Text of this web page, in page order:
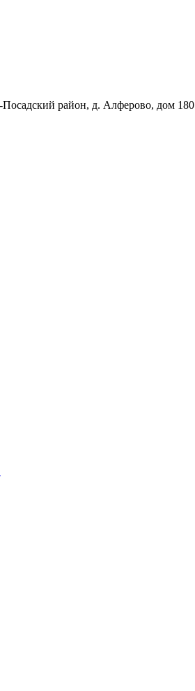
Посадский район, д. Алферово, дом 180